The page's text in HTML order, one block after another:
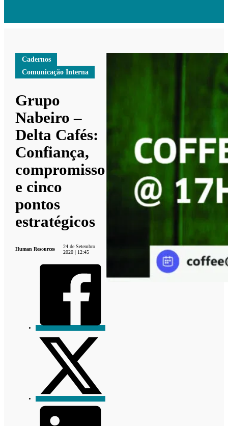
Cadernos
Comunicação Interna
Grupo
Nabeiro –
Delta Cafés:
Confiança,
compromisso
e cinco
pontos
estratégicos
Human Resources
24 de Setembro
2020 | 12:45